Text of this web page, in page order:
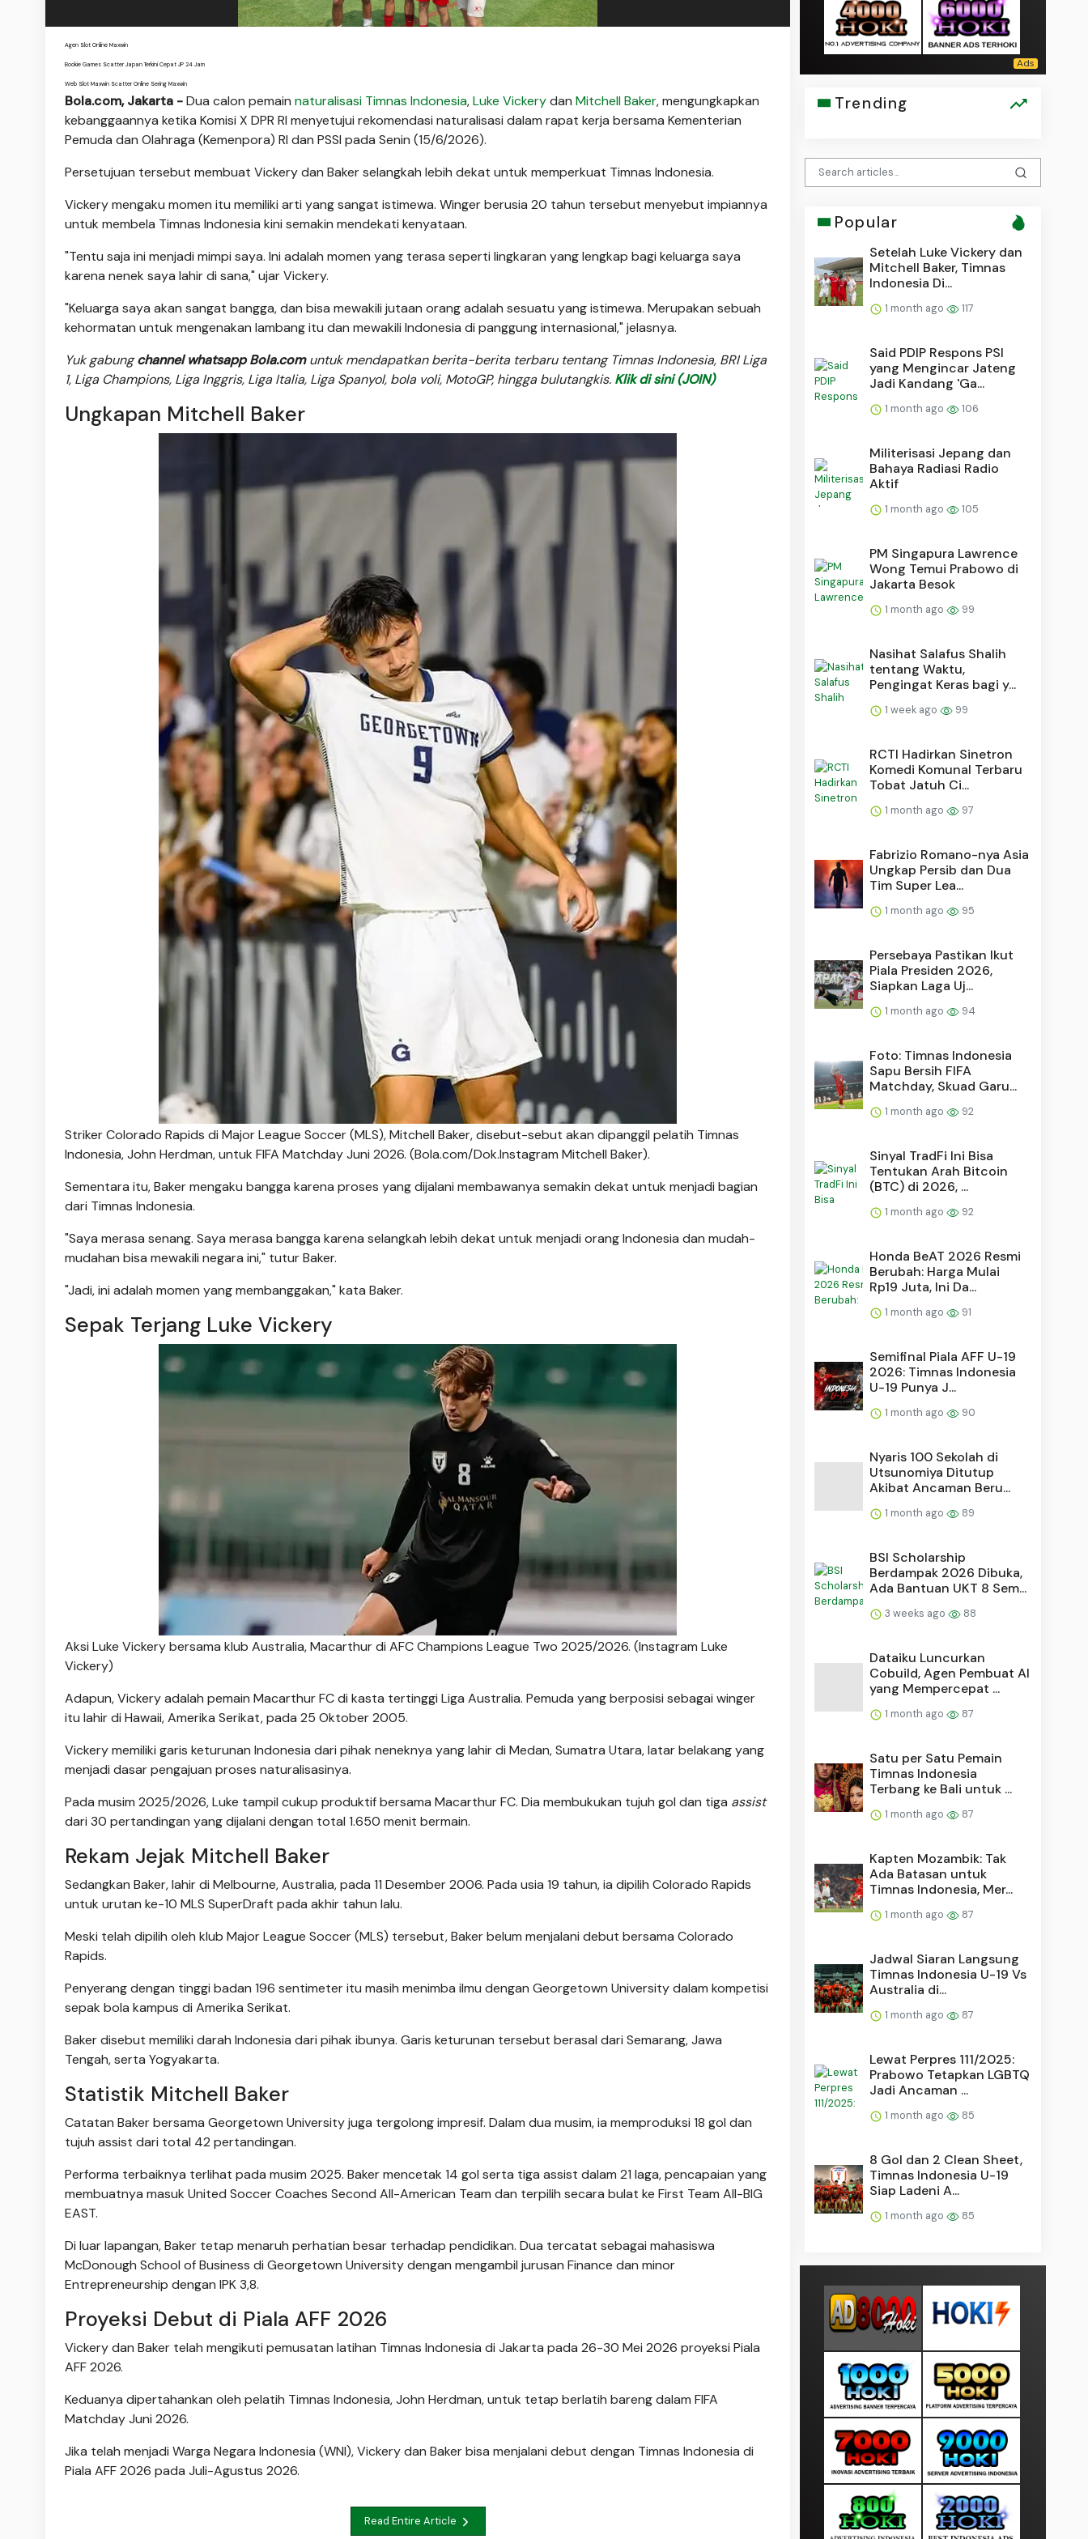
Agen Slot Online Maxwin
Bookie Games Scatter Japan Terkini Cepat JP 24 Jam
Web Slot Maxwin Scatter Online Sering Maxwin
Bola.com, Jakarta -Dua calon pemain naturalisasi Timnas Indonesia,Luke Vickerydan Mitchell Baker, mengungkapkan
kebanggaannya ketika Komisi X DPR RI menyetujui rekomendasi naturalisasi dalam rapat kerja bersama Kementerian
Pemuda dan Olahraga (Kemenpora) RI dan PSSI pada Senin (15/6/2026).
Persetujuan tersebut membuat Vickery dan Baker selangkah lebih dekat untuk memperkuat Timnas Indonesia.
Vickery mengaku momen itu memiliki arti yang sangat istimewa. Winger berusia 20 tahun tersebut menyebut impiannya
untuk membela Timnas Indonesia kini semakin mendekati kenyataan.
"Tentu saja ini menjadi mimpi saya. Ini adalah momen yang terasa seperti lingkaran yang lengkap bagi keluarga saya
karena nenek saya lahir di sana," ujar Vickery.
"Keluarga saya akan sangat bangga, dan bisa mewakili jutaan orang adalah sesuatu yang istimewa. Merupakan sebuah
kehormatan untuk mengenakan lambang itu dan mewakili Indonesia di panggung internasional," jelasnya.
Yuk gabungchannel whatsapp Bola.comuntuk mendapatkan berita-berita terbaru tentang Timnas Indonesia, BRI Liga
1, Liga Champions, Liga Inggris, Liga Italia, Liga Spanyol, bola voli, MotoGP, hingga bulutangkis. Klik di sini (JOIN)
Ungkapan Mitchell Baker
Striker Colorado Rapids di Major League Soccer (MLS), Mitchell Baker, disebut-sebut akan dipanggil pelatih Timnas
Indonesia, John Herdman, untuk FIFA Matchday Juni 2026. (Bola.com/Dok.Instagram Mitchell Baker).
Sementara itu, Baker mengaku bangga karena proses yang dijalani membawanya semakin dekat untuk menjadi bagian
dari Timnas Indonesia.
"Saya merasa senang. Saya merasa bangga karena selangkah lebih dekat untuk menjadi orang Indonesia dan mudah-
mudahan bisa mewakili negara ini," tutur Baker.
"Jadi, ini adalah momen yang membanggakan," kata Baker.
Sepak Terjang Luke Vickery
Aksi Luke Vickery bersama klub Australia, Macarthur di AFC Champions League Two 2025/2026. (Instagram Luke
Vickery)
Adapun, Vickery adalah pemain Macarthur FC di kasta tertinggi Liga Australia. Pemuda yang berposisi sebagai winger
itu lahir di Hawaii, Amerika Serikat, pada 25 Oktober 2005.
Vickery memiliki garis keturunan Indonesia dari pihak neneknya yang lahir di Medan, Sumatra Utara, latar belakang yang
menjadi dasar pengajuan proses naturalisasinya.
Pada musim 2025/2026, Luke tampil cukup produktif bersama Macarthur FC. Dia membukukan tujuh gol dan tiga assist
dari 30 pertandingan yang dijalani dengan total 1.650 menit bermain.
Rekam Jejak Mitchell Baker
Sedangkan Baker, lahir di Melbourne, Australia, pada 11 Desember 2006. Pada usia 19 tahun, ia dipilih Colorado Rapids
untuk urutan ke-10 MLS SuperDraft pada akhir tahun lalu.
Meski telah dipilih oleh klub Major League Soccer (MLS) tersebut, Baker belum menjalani debut bersama Colorado
Rapids.
Penyerang dengan tinggi badan 196 sentimeter itu masih menimba ilmu dengan Georgetown University dalam kompetisi
sepak bola kampus di Amerika Serikat.
Baker disebut memiliki darah Indonesia dari pihak ibunya. Garis keturunan tersebut berasal dari Semarang, Jawa
Tengah, serta Yogyakarta.
Statistik Mitchell Baker
Catatan Baker bersama Georgetown University juga tergolong impresif. Dalam dua musim, ia memproduksi 18 gol dan
tujuh assist dari total 42 pertandingan.
Performa terbaiknya terlihat pada musim 2025. Baker mencetak 14 gol serta tiga assist dalam 21 laga, pencapaian yang
membuatnya masuk United Soccer Coaches Second All-American Team dan terpilih secara bulat ke First Team All-BIG
EAST.
Di luar lapangan, Baker tetap menaruh perhatian besar terhadap pendidikan. Dua tercatat sebagai mahasiswa
McDonough School of Business di Georgetown University dengan mengambil jurusan Finance dan minor
Entrepreneurship dengan IPK 3,8.
Proyeksi Debut di Piala AFF 2026
Vickery dan Baker telah mengikuti pemusatan latihan Timnas Indonesia di Jakarta pada 26-30 Mei 2026 proyeksi Piala
AFF 2026.
Keduanya dipertahankan oleh pelatih Timnas Indonesia, John Herdman, untuk tetap berlatih bareng dalam FIFA
Matchday Juni 2026.
Jika telah menjadi Warga Negara Indonesia (WNI), Vickery dan Baker bisa menjalani debut dengan Timnas Indonesia di
Piala AFF 2026 pada Juli-Agustus 2026.
Read Entire Article
Trending
Popular
Setelah Luke Vickery dan
Mitchell Baker, Timnas
Indonesia Di...
1 month ago 117
Said PDIP Respons PSI
yang Mengincar Jateng
Jadi Kandang 'Ga...
1 month ago 106
Militerisasi Jepang dan
Bahaya Radiasi Radio
Aktif
1 month ago 105
PM Singapura Lawrence
Wong Temui Prabowo di
Jakarta Besok
1 month ago 99
Nasihat Salafus Shalih
tentang Waktu,
Pengingat Keras bagi y...
1 week ago 99
RCTI Hadirkan Sinetron
Komedi Komunal Terbaru
Tobat Jatuh Ci...
1 month ago 97
Fabrizio Romano-nya Asia
Ungkap Persib dan Dua
Tim Super Lea...
1 month ago 95
Persebaya Pastikan Ikut
Piala Presiden 2026,
Siapkan Laga Uj...
1 month ago 94
Foto: Timnas Indonesia
Sapu Bersih FIFA
Matchday, Skuad Garu...
1 month ago 92
Sinyal TradFi Ini Bisa
Tentukan Arah Bitcoin
(BTC) di 2026, ...
1 month ago 92
Honda BeAT 2026 Resmi
Berubah: Harga Mulai
Rp19 Juta, Ini Da...
1 month ago 91
Semifinal Piala AFF U-19
2026: Timnas Indonesia
U-19 Punya J...
1 month ago 90
Nyaris 100 Sekolah di
Utsunomiya Ditutup
Akibat Ancaman Beru...
1 month ago 89
BSI Scholarship
Berdampak 2026 Dibuka,
Ada Bantuan UKT 8 Sem...
3 weeks ago 88
Dataiku Luncurkan
Cobuild, Agen Pembuat AI
yang Mempercepat ...
1 month ago 87
Satu per Satu Pemain
Timnas Indonesia
Terbang ke Bali untuk ...
1 month ago 87
Kapten Mozambik: Tak
Ada Batasan untuk
Timnas Indonesia, Mer...
1 month ago 87
Jadwal Siaran Langsung
Timnas Indonesia U-19 Vs
Australia di...
1 month ago 87
Lewat Perpres 111/2025:
Prabowo Tetapkan LGBTQ
Jadi Ancaman ...
1 month ago 85
8 Gol dan 2 Clean Sheet,
Timnas Indonesia U-19
Siap Ladeni A...
1 month ago 85